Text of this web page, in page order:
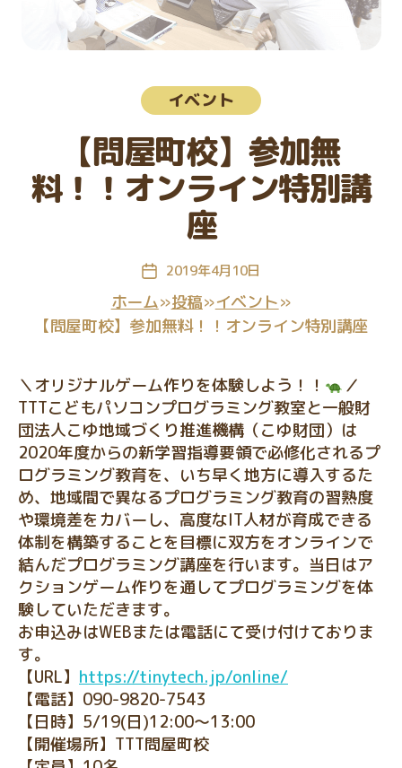
カ
テ
ゴ
リ
ー
イベント
【問屋町校】参加無
料！！オンライン特別講
座
投
稿
日
2019年4月10日
ホーム»投稿»イベント»
【問屋町校】参加無料！！オンライン特別講座
＼オリジナルゲーム作りを体験しよう！！
／
TTTこどもパソコンプログラミング教室と一般財
団法人こゆ地域づくり推進機構（こゆ財団）は
2020年度からの新学習指導要領で必修化されるプ
ログラミング教育を、いち早く地方に導入するた
め、地域間で異なるプログラミング教育の習熟度
や環境差をカバーし、高度なIT人材が育成できる
体制を構築することを目標に双方をオンラインで
結んだプログラミング講座を行います。当日はア
クションゲーム作りを通してプログラミングを体
験していただきます。
お申込みはWEBまたは電話にて受け付けておりま
す。
【URL】 https://tinytech.jp/online/
【電話】090-9820-7543
【日時】5/19(日)12:00～13:00
【開催場所】TTT問屋町校